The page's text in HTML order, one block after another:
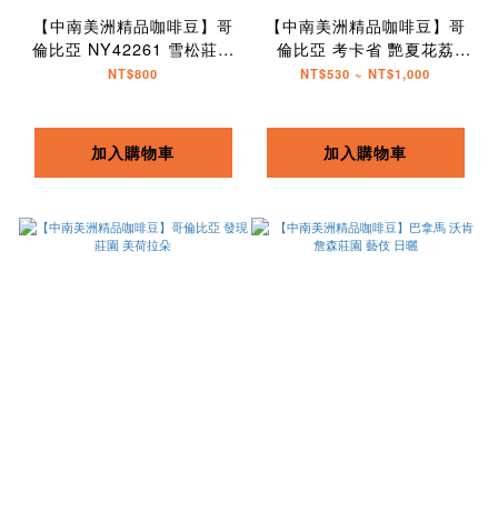
【中南美洲精品咖啡豆】哥
倫比亞 NY42261 雪松莊園
藝伎
NT$800
加入購物車
【中南美洲精品咖啡豆】哥
倫比亞 考卡省 艷夏花荔
Castillo
NT$530 ~ NT$1,000
加入購物車